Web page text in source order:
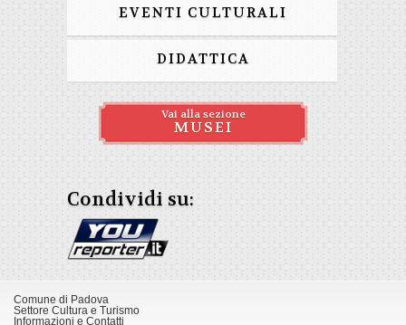
EVENTI CULTURALI
DIDATTICA
Vai alla sezione
MUSEI
Condividi su:
Comune di Padova
Settore Cultura e Turismo
Informazioni e Contatti